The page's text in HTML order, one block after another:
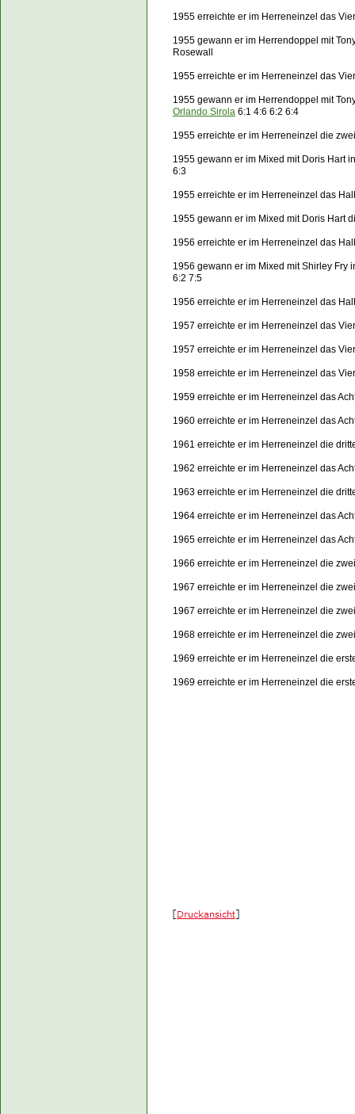
1955 erreichte er im Herreneinzel das
1955 gewann er im Herrendoppel mit
Rosewall
1955 erreichte er im Herreneinzel das
1955 gewann er im Herrendoppel mit
Orlando Sirola 6:1 4:6 6:2 6:4
1955 erreichte er im Herreneinzel die
1955 gewann er im Mixed mit Doris Hart
6:3
1955 erreichte er im Herreneinzel das
1955 gewann er im Mixed mit Doris Hart
1956 erreichte er im Herreneinzel das
1956 gewann er im Mixed mit Shirley Fry
6:2 7:5
1956 erreichte er im Herreneinzel das
1957 erreichte er im Herreneinzel das
1957 erreichte er im Herreneinzel das
1958 erreichte er im Herreneinzel das
1959 erreichte er im Herreneinzel das
1960 erreichte er im Herreneinzel das
1961 erreichte er im Herreneinzel die
1962 erreichte er im Herreneinzel das
1963 erreichte er im Herreneinzel die
1964 erreichte er im Herreneinzel das
1965 erreichte er im Herreneinzel das
1966 erreichte er im Herreneinzel die
1967 erreichte er im Herreneinzel die
1967 erreichte er im Herreneinzel die
1968 erreichte er im Herreneinzel die
1969 erreichte er im Herreneinzel die
1969 erreichte er im Herreneinzel die